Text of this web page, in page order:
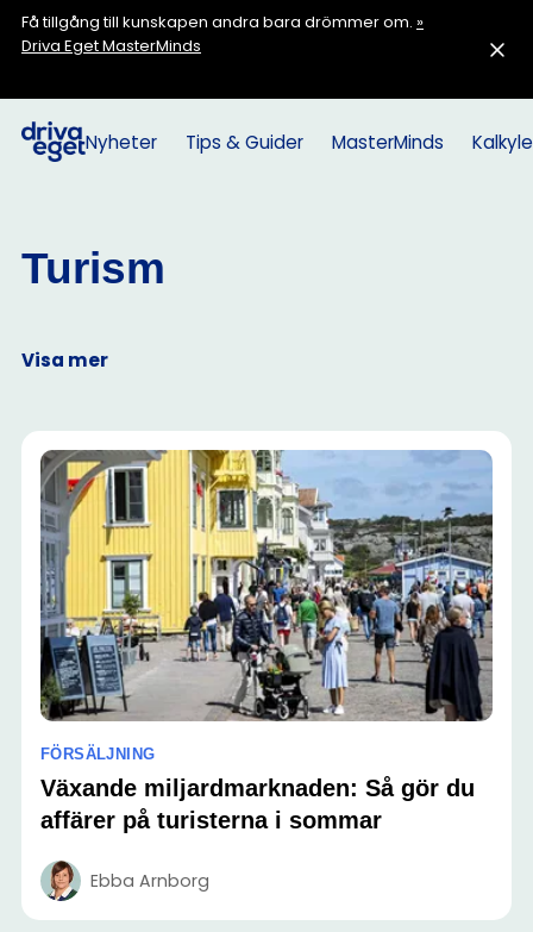
Få tillgång till kunskapen andra bara drömmer om. »
Driva Eget MasterMinds
Nyheter Tips & Guider MasterMinds
Turism
Visa mer
FÖRSÄLJNING
Växande miljardmarknaden: Så gör du
affärer på turisterna i sommar
Ebba Arnborg